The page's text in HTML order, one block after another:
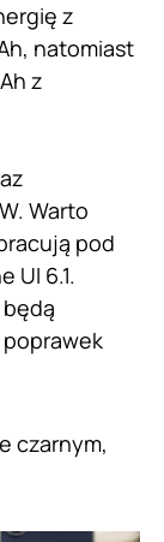
z
natomiast
z
Warto
pod
UI 6.1.
czarnym,